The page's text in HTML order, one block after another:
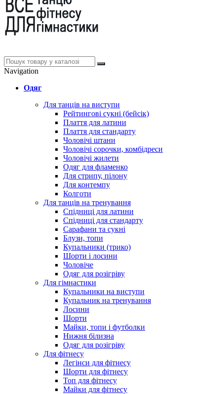
Navigation
Одяг
Для танців на виступи
Рейтингові сукні (бейсік)
Плаття для латини
Плаття для стандарту
Чоловічі штани
Чоловічі сорочки, комбідреси
Чоловічі жилети
Одяг для фламенко
Для стрипу, пілону
Для контемпу
Колготи
Для танців на тренування
Спідниці для латини
Спідниці для стандарту
Сарафани та сукні
Блузи, топи
Купальники (трико)
Шорти і лосини
Чоловіче
Одяг для розігріву
Для гімнастики
Купальники на виступи
Купальник на тренування
Лосини
Шорти
Майки, топи і футболки
Нижня білизна
Одяг для розігріву
Для фітнесу
Легінси для фітнесу
Шорти для фітнесу
Топ для фітнесу
Майки для фітнесу